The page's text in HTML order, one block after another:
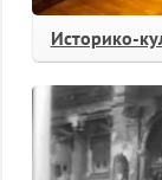
Историко-